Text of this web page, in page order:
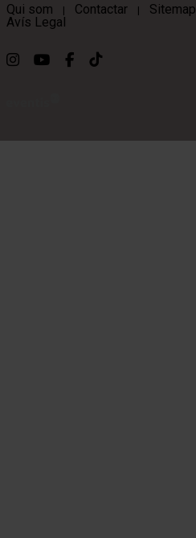
Qui som | Contactar | Sitemap
Avís Legal
Link a instagram
Link a youtube
Link a facebook
Link a ticktok